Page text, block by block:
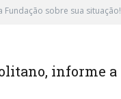
sobre sua situação!
informe a